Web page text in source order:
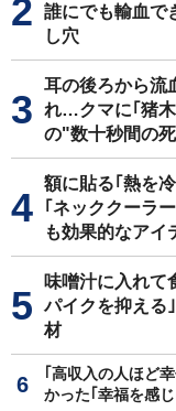
誰にでも輸血で
し穴
耳の後ろから流
れ…クマに｢猪
の"数十秒間の
額に貼る｢熱を
｢ネッククーラ
も効果的なアイ
味噌汁に入れ
パイクを抑える
材
｢高収入の人ほど
かった｢幸福を感